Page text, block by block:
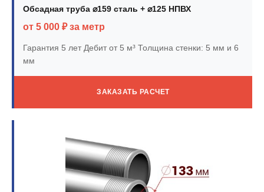
Обсадная труба ⌀159 сталь + ⌀125 НПВХ
от 5 000 ₽ за метр
Гарантия 5 летДебит от 5 м³ Толщина стенки: 5 мм и 6
мм
ЗАКАЗАТЬ РАСЧЕТ